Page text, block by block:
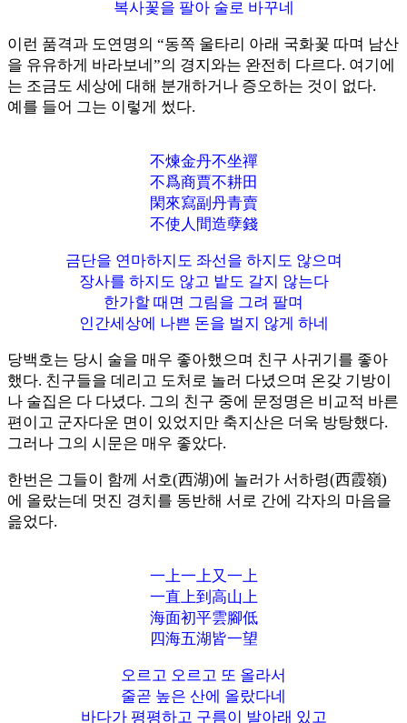
복사꽃을 팔아 술로 바꾸네
이런 품격과 도연명의 “동쪽 울타리 아래 국화꽃 따며 남산
을 유유하게 바라보네”의 경지와는 완전히 다르다. 여기에
는 조금도 세상에 대해 분개하거나 증오하는 것이 없다.
예를 들어 그는 이렇게 썼다.
不煉金丹不坐禪
不爲商賈不耕田
閑來寫副丹青賣
不使人間造孽錢
금단을 연마하지도 좌선을 하지도 않으며
장사를 하지도 않고 밭도 갈지 않는다
한가할 때면 그림을 그려 팔며
인간세상에 나쁜 돈을 벌지 않게 하네
당백호는 당시 술을 매우 좋아했으며 친구 사귀기를 좋아
했다. 친구들을 데리고 도처로 놀러 다녔으며 온갖 기방이
나 술집은 다 다녔다. 그의 친구 중에 문정명은 비교적 바른
편이고 군자다운 면이 있었지만 축지산은 더욱 방탕했다.
그러나 그의 시문은 매우 좋았다.
한번은 그들이 함께 서호(西湖)에 놀러가 서하령(西霞嶺)
에 올랐는데 멋진 경치를 동반해 서로 간에 각자의 마음을
읊었다.
一上一上又一上
一直上到高山上
海面初平雲腳低
四海五湖皆一望
오르고 오르고 또 올라서
줄곧 높은 산에 올랐다네
바다가 평평하고 구름이 발아래 있고